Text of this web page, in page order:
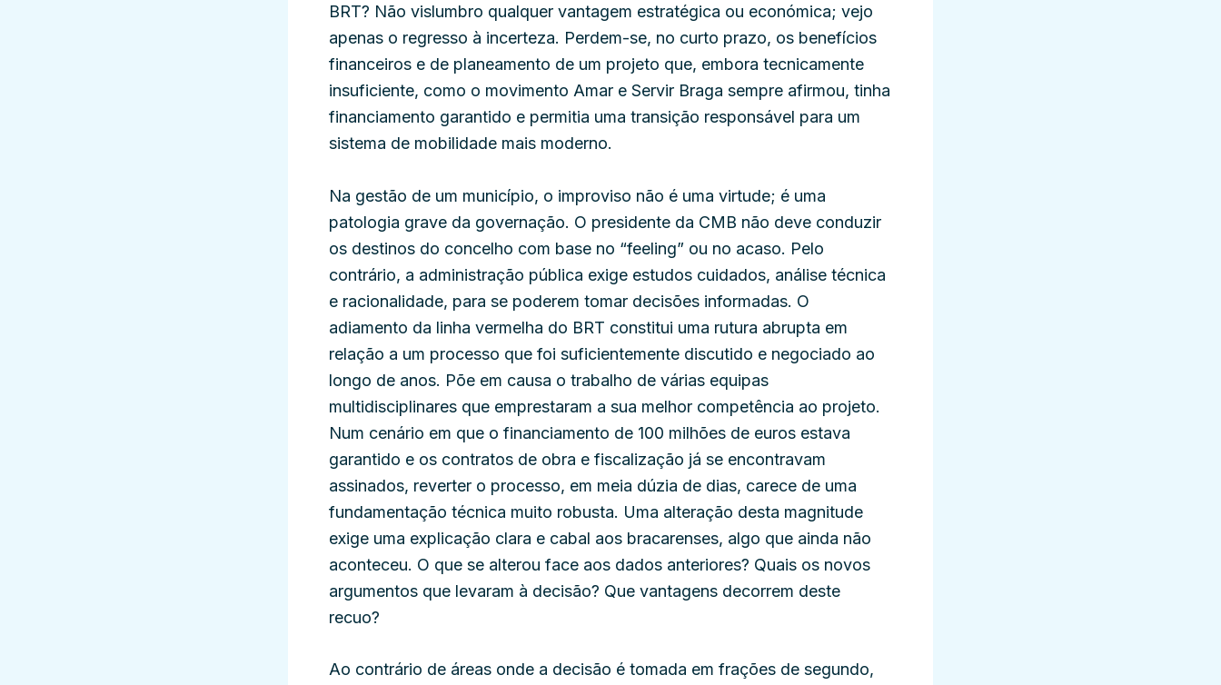
BRT? Não vislumbro qualquer vantagem estratégica ou económica; vejo
apenas o regresso à incerteza. Perdem-se, no curto prazo, os benefícios
financeiros e de planeamento de um projeto que, embora tecnicamente
insuficiente, como o movimento Amar e Servir Braga sempre afirmou, tinha
financiamento garantido e permitia uma transição responsável para um
sistema de mobilidade mais moderno.
Na gestão de um município, o improviso não é uma virtude; é uma
patologia grave da governação. O presidente da CMB não deve conduzir
os destinos do concelho com base no “feeling” ou no acaso. Pelo
contrário, a administração pública exige estudos cuidados, análise técnica
e racionalidade, para se poderem tomar decisões informadas. O
adiamento da linha vermelha do BRT constitui uma rutura abrupta em
relação a um processo que foi suficientemente discutido e negociado ao
longo de anos. Põe em causa o trabalho de várias equipas
multidisciplinares que emprestaram a sua melhor competência ao projeto.
Num cenário em que o financiamento de 100 milhões de euros estava
garantido e os contratos de obra e fiscalização já se encontravam
assinados, reverter o processo, em meia dúzia de dias, carece de uma
fundamentação técnica muito robusta. Uma alteração desta magnitude
exige uma explicação clara e cabal aos bracarenses, algo que ainda não
aconteceu. O que se alterou face aos dados anteriores? Quais os novos
argumentos que levaram à decisão? Que vantagens decorrem deste
recuo?
Ao contrário de áreas onde a decisão é tomada em frações de segundo,